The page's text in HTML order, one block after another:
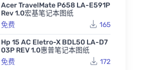
Acer TravelMate P658 LA-E591P
Rev 1.0宏基笔记本图纸
免费
165
Hp 15 AC Eletro-X BDL50 LA-D7
03P REV 1.0惠普笔记本图纸
免费
172